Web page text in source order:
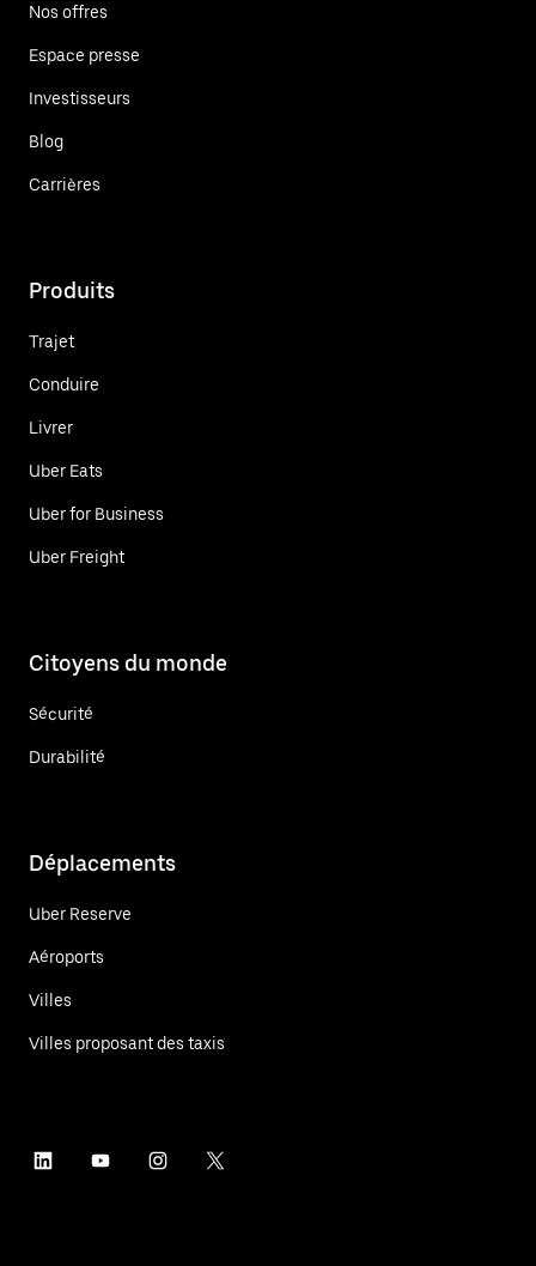
Nos offres
Espace presse
Investisseurs
Blog
Carrières
Produits
Trajet
Conduire
Livrer
Uber Eats
Uber for Business
Uber Freight
Citoyens du monde
Sécurité
Durabilité
Déplacements
Uber Reserve
Aéroports
Villes
Villes proposant des taxis